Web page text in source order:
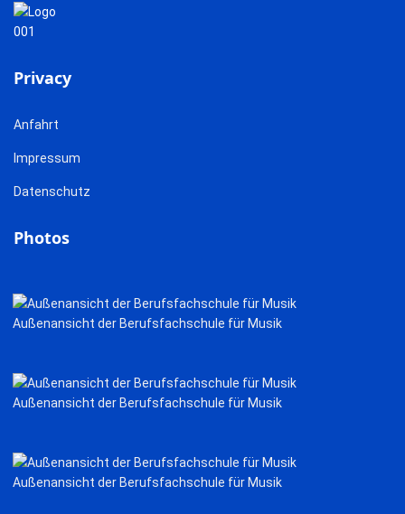
Privacy
Anfahrt
Impressum
Datenschutz
Photos
Außenansicht der Berufsfachschule für Musik
Außenansicht der Berufsfachschule für Musik
Außenansicht der Berufsfachschule für Musik